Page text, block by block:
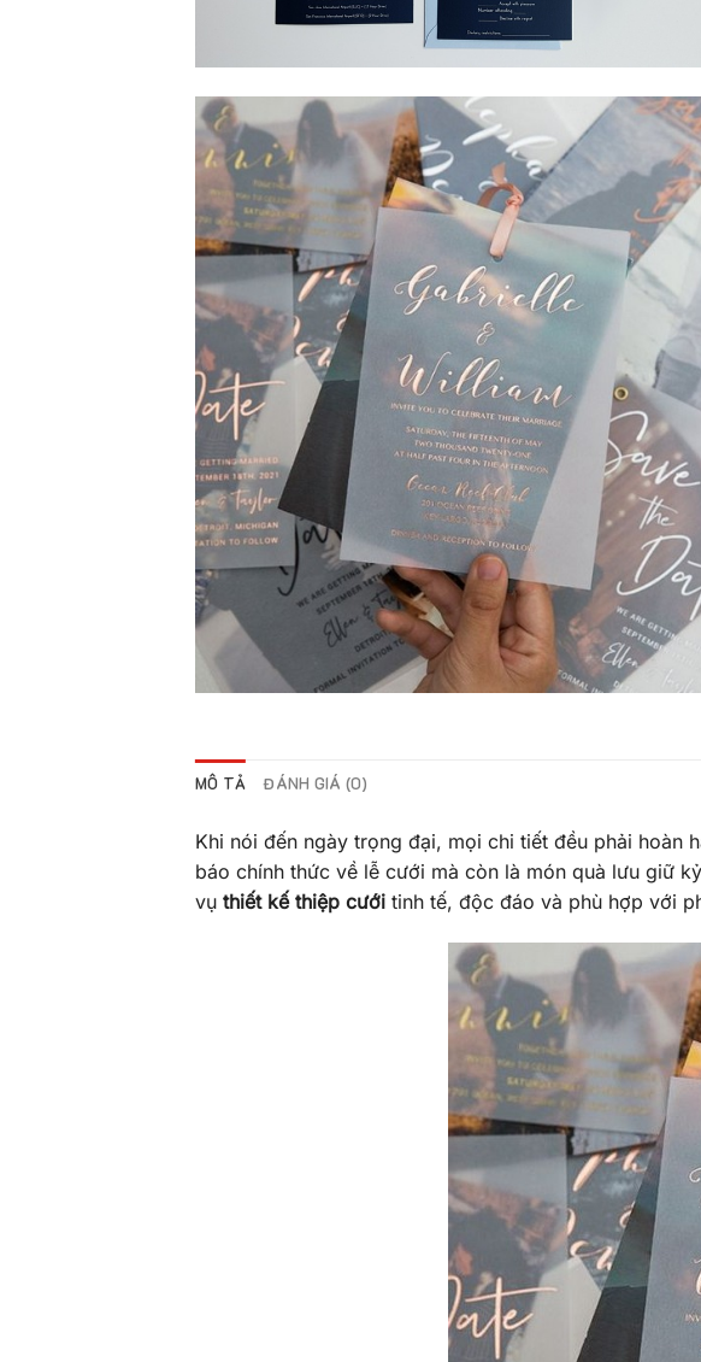
MÔ TẢ ĐÁNH GIÁ (0)
Khi nói đến ngày trọng đại, mọi chi tiết đều phải hoàn
báo chính thức về lễ cưới mà còn là món quà lưu giữ
vụ thiết kế thiệp cưới tinh tế, độc đáo và phù hợp với